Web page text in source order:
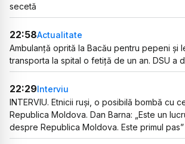
secetă
22:58Actualitate
Ambulanță oprită la Bacău pentru pepeni și
transporta la spital o fetiță de un an. DSU a
22:29Interviu
INTERVIU. Etnicii ruși, o posibilă bombă cu
Republica Moldova. Dan Barna: „Este un
despre Republica Moldova. Este primul pas”